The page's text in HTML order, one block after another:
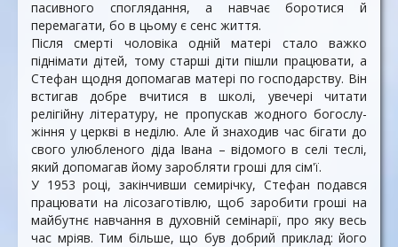
пасивного споглядання, а навчає боротися й
перемагати, бо в цьому є сенс життя.
Після смерті чоловіка одній матері стало важко
піднімати дітей, тому старші діти пішли працювати, а
Стефан щодня допомагав матері по господарству. Він
встигав добре вчитися в школі, увечері читати
релігійну літературу, не пропускав жодного богослу­
жіння у церкві в неділю. Але й знаходив час бігати до
свого улюбленого діда Івана – відомого в селі теслі,
який допомагав йому заробляти гроші для сім'ї.
У 1953 році, закінчивши семирічку, Стефан подався
працювати на лісозаготівлю, щоб заробити гроші на
майбутнє навчання в духовній семінарії, про яку весь
час мріяв. Тим більше, що був добрий приклад: його